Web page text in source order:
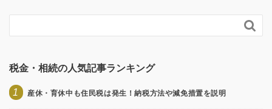

税金・相続の人気記事ランキング
1 産休・育休中も住民税は発生！納税方法や減免措置を説明